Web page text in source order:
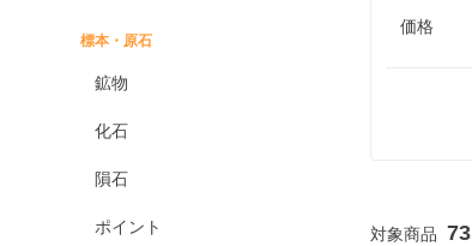
標本・原石
鉱物
化石
隕石
ポイント
価格
73